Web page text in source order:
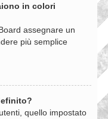
in colori
assegnare un
più semplice
quello impostato